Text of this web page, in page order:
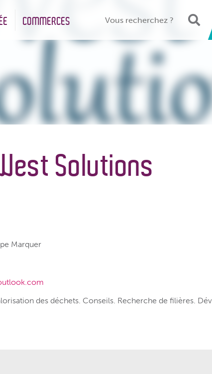
COMMERCES
Solutions
Marquer
des déchets. Conseils. Recherche de filières.